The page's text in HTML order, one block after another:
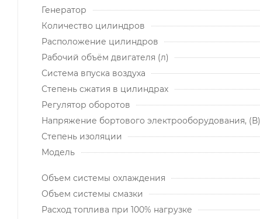
Генератор
Количество цилиндров
Расположение цилиндров
Рабочий объём двигателя (л)
Система впуска воздуха
Степень сжатия в цилиндрах
Регулятор оборотов
Напряжение бортового электрооборудования, (В)
Степень изоляции
Модель
Объем системы охлаждения
Объем системы смазки
Расход топлива при 100% нагрузке